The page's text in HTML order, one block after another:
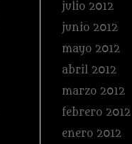
julio 2012
junio 2012
mayo 2012
abril 2012
marzo 2012
febrero 2012
enero 2012